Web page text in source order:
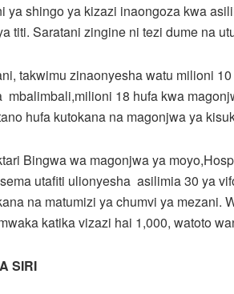
ya shingo ya kizazi inaongoza kwa
titi. Saratani zingine ni tezi dume na
takwimu zinaonyesha watu milioni
mbalimbali,milioni 18 hufa kwa
hufa kutokana na magonjwa ya
Bingwa wa magonjwa ya
utafiti ulionyesha asilimia 30 ya
na matumizi ya chumvi ya mezani.
katika vizazi hai 1,000, watoto
SIRI